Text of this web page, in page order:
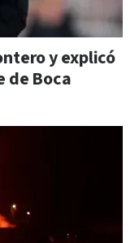
y explicó
de Boca